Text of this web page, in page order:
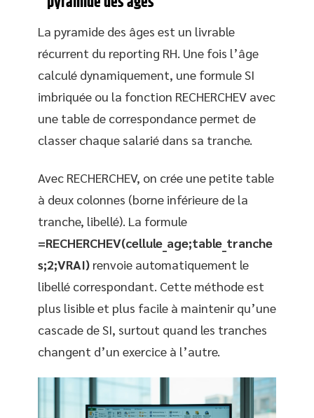
La pyramide des âges est un livrable
récurrent du reporting RH. Une fois l’âge
calculé dynamiquement, une formule SI
imbriquée ou la fonction RECHERCHEV avec
une table de correspondance permet de
classer chaque salarié dans sa tranche.
Avec RECHERCHEV, on crée une petite table
à deux colonnes (borne inférieure de la
tranche, libellé). La formule
=RECHERCHEV(cellule_age;table_tranche
s;2;VRAI) renvoie automatiquement le
libellé correspondant. Cette méthode est
plus lisible et plus facile à maintenir qu’une
cascade de SI, surtout quand les tranches
changent d’un exercice à l’autre.